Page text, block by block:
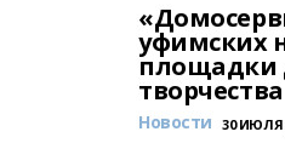
уфимских
площадки
творчества
Новости 30 ИЮЛЯ